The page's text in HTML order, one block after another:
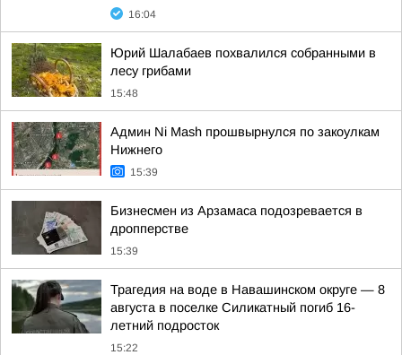
16:04
Юрий Шалабаев похвалился собранными в
лесу грибами
15:48
Админ Ni Mash прошвырнулся по закоулкам
Нижнего
15:39
Бизнесмен из Арзамаса подозревается в
дропперстве
15:39
Трагедия на воде в Навашинском округе — 8
августа в поселке Силикатный погиб 16-
летний подросток
15:22